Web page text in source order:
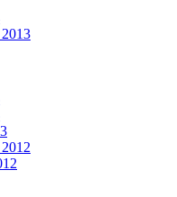
2013